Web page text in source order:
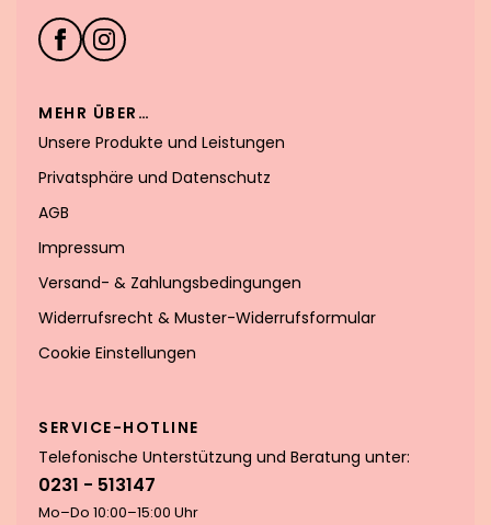
MEHR ÜBER…
Unsere Produkte und Leistungen
Privatsphäre und Datenschutz
AGB
Impressum
Versand- & Zahlungsbedingungen
Widerrufsrecht & Muster-Widerrufsformular
Cookie Einstellungen
SERVICE-HOTLINE
Telefonische Unterstützung und Beratung unter:
0231 - 513147
Mo–Do 10:00–15:00 Uhr